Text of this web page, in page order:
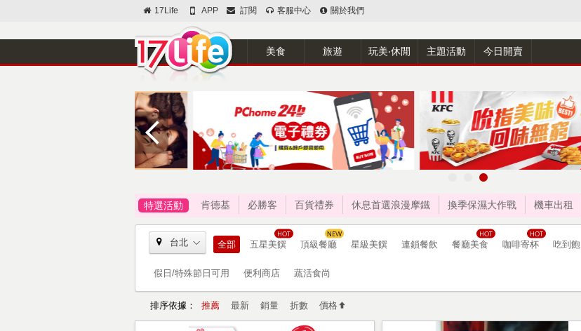
17Life APP 訂閱 客服中心 關於我們
美食 旅遊 玩美‧休閒 主題活動 今日開賣
特選活動 肯德基 必勝客 百貨禮券 休息首選浪漫摩鐵 換季保濕大作戰 機車出租
台北 全部 五星美饌 頂級餐廳 星級美饌 連鎖餐飲 餐廳美食 咖啡寄杯 吃到飽
假日/特殊節日可用 便利商店 蔬活食尚
排序依據： 推薦 最新 銷量 折數 價格